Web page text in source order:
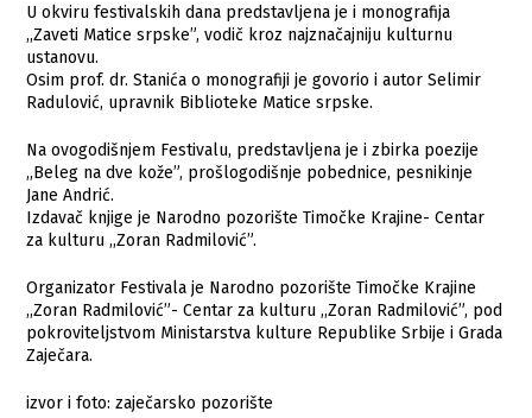
U okviru festivalskih dana predstavljena je i monografija
,,Zaveti Matice srpske”, vodič kroz najznačajniju kulturnu
ustanovu.
Osim prof. dr. Stanića o monografiji je govorio i autor Selimir
Radulović, upravnik Biblioteke Matice srpske.
Na ovogodišnjem Festivalu, predstavljena je i zbirka poezije
,,Beleg na dve kože”, prošlogodišnje pobednice, pesnikinje
Jane Andrić.
Izdavač knjige je Narodno pozorište Timočke Krajine- Centar
za kulturu ,,Zoran Radmilović”.
Organizator Festivala je Narodno pozorište Timočke Krajine
,,Zoran Radmilović”- Centar za kulturu ,,Zoran Radmilović”, pod
pokroviteljstvom Ministarstva kulture Republike Srbije i Grada
Zaječara.
izvor i foto: zaječarsko pozorište